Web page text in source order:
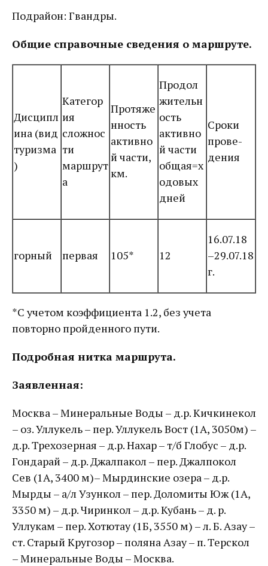
Подрайон: Гвандры.
Общие справочные сведения о маршруте.
Дисципл
ина (вид
туризма
)
Категор
ия
сложнос
ти
маршрут
а
Протяже
нность
активно
й части,
км.
Продол
жительн
ость
активно
й части
общая=х
одовых
дней
Сроки
прове-
дения
горный первая 105* 12
16.07.18
–29.07.18
г.
*С учетом коэффициента 1.2, без учета
повторно пройденного пути.
Подробная нитка маршрута.
Заявленная:
Москва – Минеральные Воды – д.р. Кичкинекол
– оз. Уллукель – пер. Уллукель Вост (1А, 3050м) –
д.р. Трехозерная – д.р. Нахар – т/б Глобус – д.р.
Гондарай – д.р. Джалпакол – пер. Джалпокол
Сев (1А, 3400 м)– Мырдинские озера – д.р.
Мырды – а/л Узункол – пер. Доломиты Юж (1А,
3350 м) – д.р. Чиринкол – д.р. Кубань – д. р.
Уллукам – пер. Хотютау (1Б, 3550 м) – л. Б. Азау –
ст. Старый Кругозор – поляна Азау – п. Терскол
– Минеральные Воды – Москва.